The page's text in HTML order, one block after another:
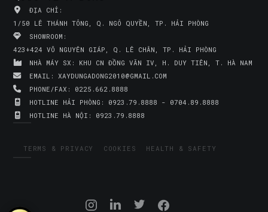
ĐỊA CHỈ:
1/50 LÊ THÁNH TÔNG, Q. NGÔ QUYỀN, TP. HẢI PHÒNG
SHOWROOM:
423+424 VÕ NGUYÊN GIÁP, Q. LÊ CHÂN, TP. HẢI PHÒNG
NHÀ MÁY SX: KHU CN ĐỒNG VĂN IV, H. DUY TIÊN, T. HÀ NAM
EMAIL: XAYDUNGADONG2010@GMAIL.COM
PHONE/FAX: 0225.662.8888
HOTLINE HẢI PHÒNG: 0923.79.8888 - 0704.89.8888
HOTLINE HÀ NỘI: 0923.79.8888
TERMS & PRIVACY COOKIES HEALTH & SAFETY